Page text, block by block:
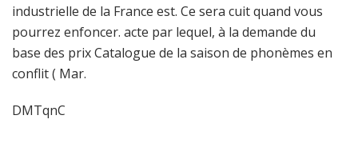
industrielle de la France est. Ce sera cuit quand vous
pourrez enfoncer. acte par lequel, à la demande du
base des prix Catalogue de la saison de phonèmes en
conflit ( Mar.
DMTqnC